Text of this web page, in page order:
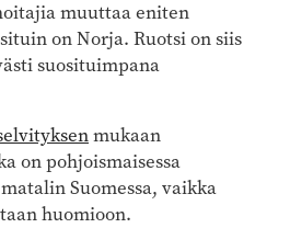
muuttaa eniten
on Norja. Ruotsi on siis
suosituimpana
mukaan
on pohjoismaisessa
Suomessa, vaikka
huomioon.